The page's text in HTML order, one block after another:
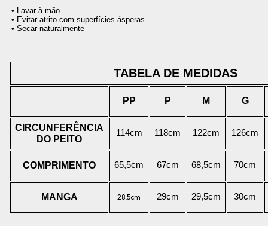
• Lavar à mão
• Evitar atrito com superfícies ásperas
• Secar naturalmente
TABELA DE MEDIDAS
PP P M G
CIRCUNFERÊNCIA
DO PEITO
114cm 118cm 122cm 126cm
COMPRIMENTO 65,5cm 67cm 68,5cm 70cm
MANGA 28,5cm 29cm 29,5cm 30cm